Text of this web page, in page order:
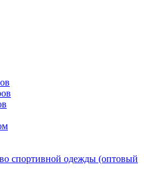
спортивной одежды (оптовый